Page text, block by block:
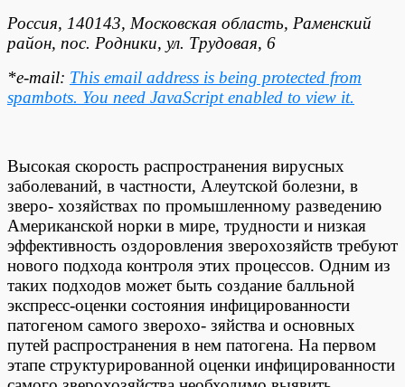
Россия, 140143, Московская область, Раменский
район, пос. Родники, ул. Трудовая, 6
*e-mail: This email address is being protected from
spambots. You need JavaScript enabled to view it.
Высокая скорость распространения вирусных
заболеваний, в частности, Алеутской болезни, в
зверо- хозяйствах по промышленному разведению
Американской норки в мире, трудности и низкая
эффективность оздоровления зверохозяйств требуют
нового подхода контроля этих процессов. Одним из
таких подходов может быть создание балльной
экспресс-оценки состояния инфицированности
патогеном самого зверохо- зяйства и основных
путей распространения в нем патогена. На первом
этапе структурированной оценки инфицированности